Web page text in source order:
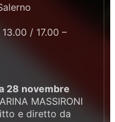
/ 17.00 –
28 novembre
MASSIRONI
e diretto da